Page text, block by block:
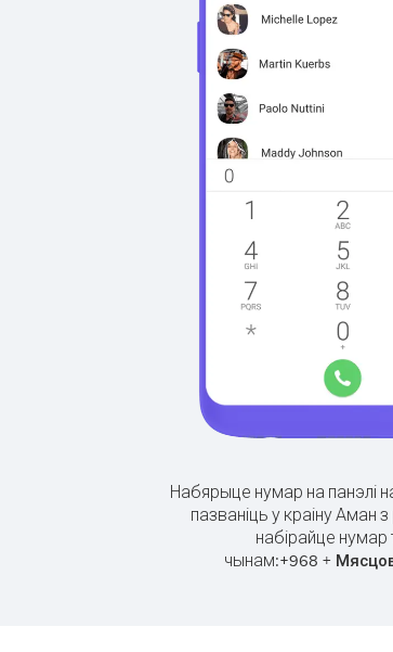
Набярыце нумар на панэлі
пазваніць у краіну Аман
набірайце нумар
чынам:+968 +